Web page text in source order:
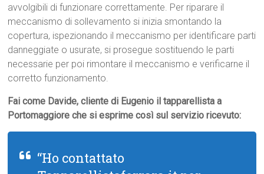
avvolgibili di funzionare correttamente. Per riparare il
meccanismo di sollevamento si inizia smontando la
copertura, ispezionando il meccanismo per identificare parti
danneggiate o usurate, si prosegue sostituendo le parti
necessarie per poi rimontare il meccanismo e verificarne il
corretto funzionamento.
Fai come Davide, cliente di Eugenio il tapparellista a
Portomaggiore che si esprime così sul servizio ricevuto:
“Ho contattato